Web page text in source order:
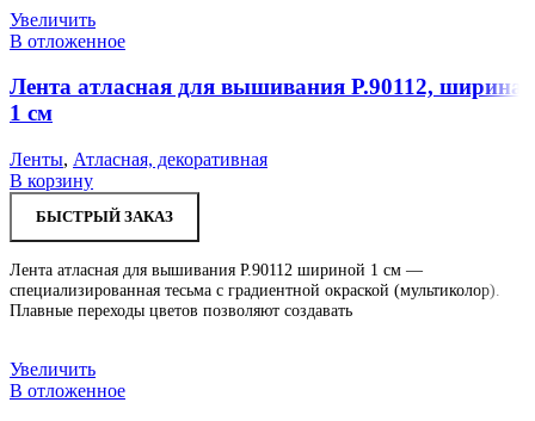
Увеличить
В отложенное
Лента атласная для вышивания Р.90112, ширина
1 см
Ленты, Атласная, декоративная
В корзину
БЫСТРЫЙ ЗАКАЗ
Лента атласная для вышивания Р.90112 шириной 1 см —
специализированная тесьма с градиентной окраской (мультиколор).
Плавные переходы цветов позволяют создавать
Увеличить
В отложенное